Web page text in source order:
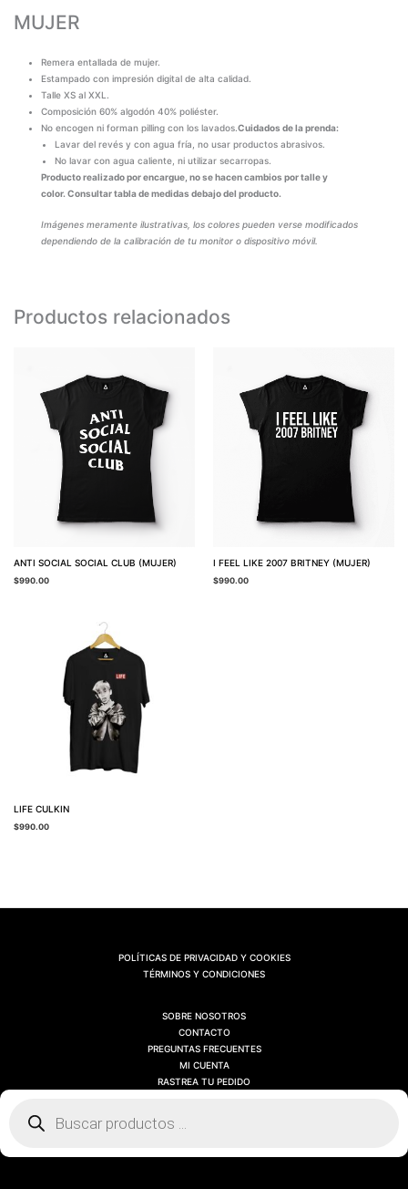
MUJER
Remera entallada de mujer.
Estampado con impresión digital de alta calidad.
Talle XS al XXL.
Composición 60% algodón 40% poliéster.
No encogen ni forman pilling con los lavados.Cuidados de la prenda:
Lavar del revés y con agua fría, no usar productos abrasivos.
No lavar con agua caliente, ni utilizar secarropas.
Producto realizado por encargue, no se hacen cambios por talle y
color. Consultar tabla de medidas debajo del producto.
Imágenes meramente ilustrativas, los colores pueden verse modificados
dependiendo de la calibración de tu monitor o dispositivo móvil.
Productos relacionados
ANTI SOCIAL SOCIAL CLUB (MUJER)
$990.00
I FEEL LIKE 2007 BRITNEY (MUJER)
$990.00
LIFE CULKIN
$990.00
POLÍTICAS DE PRIVACIDAD Y COOKIES
TÉRMINOS Y CONDICIONES
SOBRE NOSOTROS
CONTACTO
PREGUNTAS FRECUENTES
MI CUENTA
RASTREA TU PEDIDO
Búsqueda